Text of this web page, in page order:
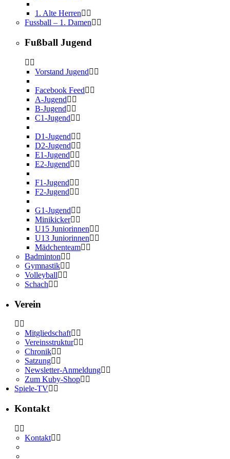
1. Alte Herren
Fussball – 1. Damen
Fußball Jugend
Vorstand Jugend
Facebook Feed
A-Jugend
B-Jugend
C1-Jugend
D1-Jugend
D2-Jugend
E1-Jugend
E2-Jugend
F1-Jugend
F2-Jugend
G1-Jugend
Minikicker
U15 Juniorinnen
U13 Juniorinnen
Mädchenteam
Badminton
Gymnastik
Volleyball
Schach
Verein
Mitgliedschaft
Vereinsstruktur
Chronik
Satzung
Newsletter-Anmeldung
Zum Kuby-Shop
Spiele-TV
Kontakt
Kontakt